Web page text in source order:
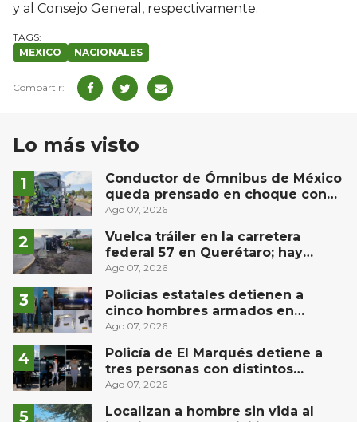
y al Consejo General, respectivamente.
MEXICO NACIONALES
Lo más visto
Conductor de Ómnibus de México
queda prensado en choque con
materialista en San Juan del Río
Ago 07, 2026
Vuelca tráiler en la carretera
federal 57 en Querétaro; hay
derrame de combustible
Ago 07, 2026
Policías estatales detienen a
cinco hombres armados en
Puebla capital
Ago 07, 2026
Policía de El Marqués detiene a
tres personas con distintos
narcóticos
Ago 07, 2026
Localizan a hombre sin vida al